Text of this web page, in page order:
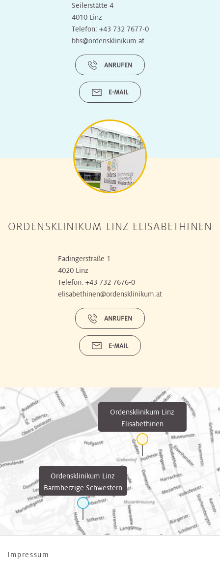
Seilerstätte 4
4010 Linz
Telefon: +43 732 7677-0
bhs@ordensklinikum.at
ANRUFEN
E-MAIL
ORDENSKLINIKUM LINZ ELISABETHINEN
Fadingerstraße 1
4020 Linz
Telefon: +43 732 7676-0
elisabethinen@ordensklinikum.at
ANRUFEN
E-MAIL
Ordensklinikum Linz
Barmherzige Schwestern
Ordensklinikum Linz
Elisabethinen
Impressum